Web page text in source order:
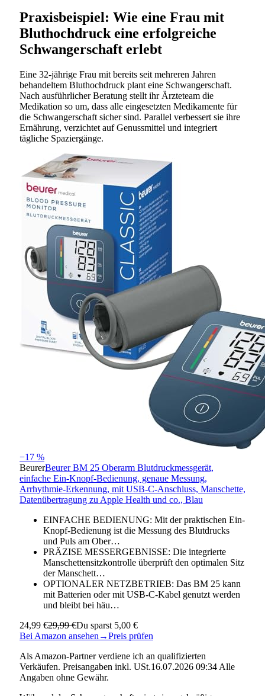
Praxisbeispiel: Wie eine Frau mit
Bluthochdruck eine erfolgreiche
Schwangerschaft erlebt
Eine 32-jährige Frau mit bereits seit mehreren Jahren
behandeltem Bluthochdruck plant eine Schwangerschaft.
Nach ausführlicher Beratung stellt ihr Ärzteteam die
Medikation so um, dass alle eingesetzten Medikamente für
die Schwangerschaft sicher sind. Parallel verbessert sie ihre
Ernährung, verzichtet auf Genussmittel und integriert
tägliche Spaziergänge.
−17 %
BeurerBeurer BM 25 Oberarm Blutdruckmessgerät,
einfache Ein-Knopf-Bedienung, genaue Messung,
Arrhythmie-Erkennung, mit USB-C-Anschluss, Manschette,
Datenübertragung zu Apple Health und co., Blau
EINFACHE BEDIENUNG: Mit der praktischen Ein-
Knopf-Bedienung ist die Messung des Blutdrucks
und Puls am Ober…
PRÄZISE MESSERGEBNISSE: Die integrierte
Manschettensitzkontrolle überprüft den optimalen Sitz
der Manschett…
OPTIONALER NETZBETRIEB: Das BM 25 kann
mit Batterien oder mit USB-C-Kabel genutzt werden
und bleibt bei häu…
24,99 €29,99 €Du sparst 5,00 €
Bei Amazon ansehen →Preis prüfen
Als Amazon-Partner verdiene ich an qualifizierten
Verkäufen. Preisangaben inkl. USt.16.07.2026 09:34 Alle
Angaben ohne Gewähr.